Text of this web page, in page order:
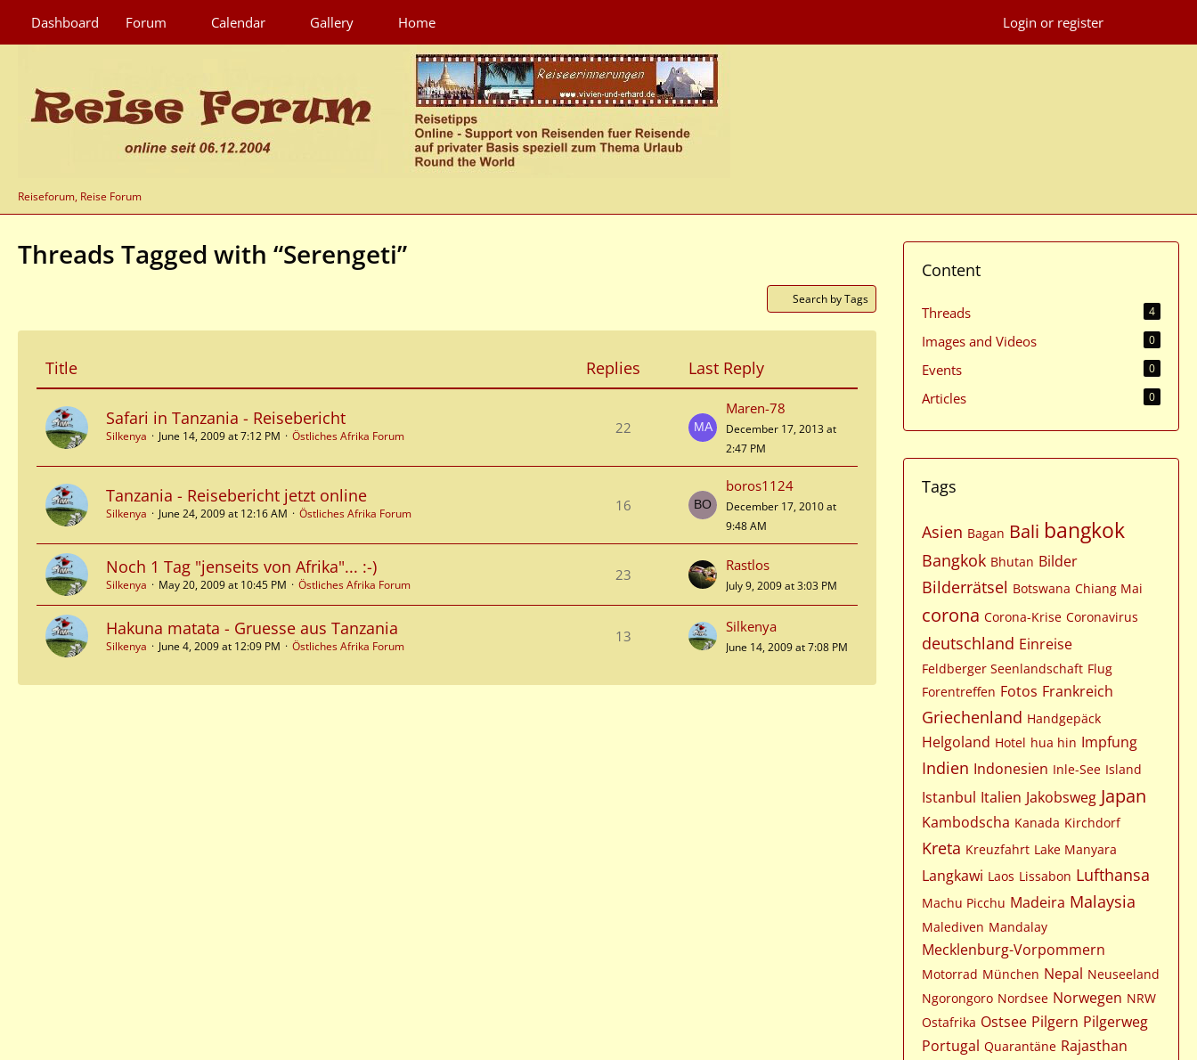
Dashboard Forum Calendar Gallery Home Login or register
Reiseforum, Reise Forum
Threads Tagged with “Serengeti”
Search by Tags
Title Replies Last Reply
Safari in Tanzania - Reisebericht
Silkenya June 14, 2009 at 7:12 PM Östliches Afrika Forum 22
Maren-78
December 17, 2013 at
2:47 PM
Tanzania - Reisebericht jetzt online
Silkenya June 24, 2009 at 12:16 AM Östliches Afrika Forum 16
boros1124
December 17, 2010 at
9:48 AM
Noch 1 Tag "jenseits von Afrika"... :-)
Silkenya May 20, 2009 at 10:45 PM Östliches Afrika Forum
23
Rastlos
July 9, 2009 at 3:03 PM
Hakuna matata - Gruesse aus Tanzania
Silkenya June 4, 2009 at 12:09 PM Östliches Afrika Forum
13
Silkenya
June 14, 2009 at 7:08 PM
Content
Threads 4
Images and Videos 0
Events 0
Articles 0
Tags
Asien Bagan Bali bangkok
Bangkok Bhutan Bilder
Bilderrätsel Botswana Chiang Mai
corona Corona-Krise Coronavirus
deutschland Einreise
Feldberger Seenlandschaft Flug
Forentreffen Fotos Frankreich
Griechenland Handgepäck
Helgoland Hotel hua hin Impfung
Indien Indonesien Inle-See Island
Istanbul Italien Jakobsweg Japan
Kambodscha Kanada Kirchdorf
Kreta Kreuzfahrt Lake Manyara
Langkawi Laos Lissabon Lufthansa
Machu Picchu Madeira Malaysia
Malediven Mandalay
Mecklenburg-Vorpommern
Motorrad München Nepal Neuseeland
Ngorongoro Nordsee Norwegen NRW
Ostafrika Ostsee Pilgern Pilgerweg
Portugal Quarantäne Rajasthan